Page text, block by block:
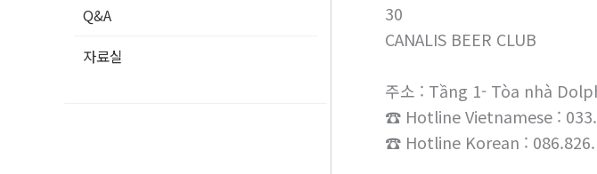
Q&A
자료실
30
CANALIS BEER CLUB
주소 : Tầng 1- Tòa nhà
☎ Hotline Vietnamese :
☎ Hotline Korean :